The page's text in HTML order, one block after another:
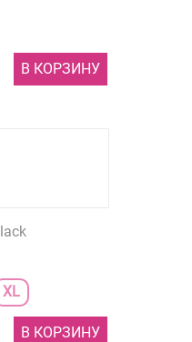
В КОРЗИНУ
XL
В КОРЗИНУ